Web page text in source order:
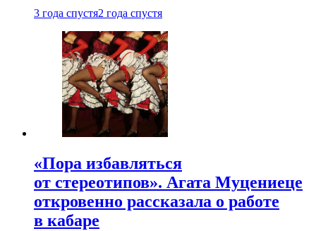
3 года спустя2 года спустя
«Пора избавляться
от стереотипов». Агата Муцениеце
откровенно рассказала о работе
в кабаре